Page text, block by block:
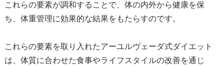
これらの要素が調和することで、体の内外から健康を保
ち、体重管理に効果的な結果をもたらすのです。
これらの要素を取り入れたアーユルヴェーダ式ダイエット
は、体質に合わせた食事やライフスタイルの改善を通じ